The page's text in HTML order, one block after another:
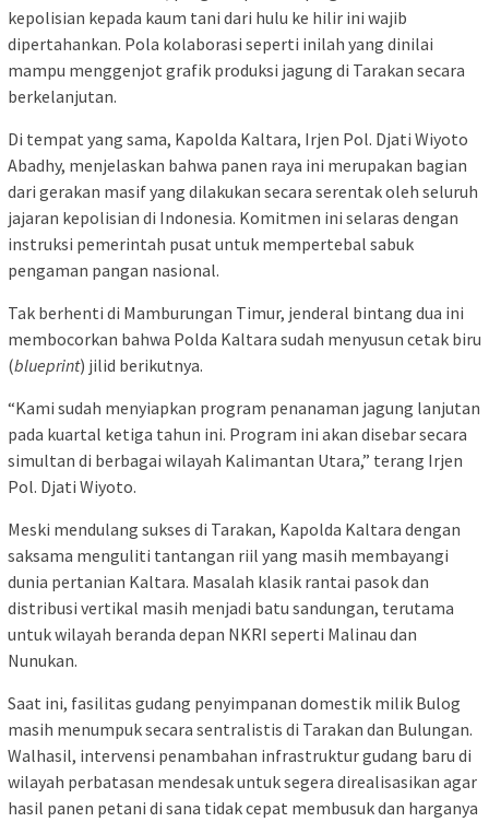
kepolisian kepada kaum tani dari hulu ke hilir ini wajib
dipertahankan. Pola kolaborasi seperti inilah yang dinilai
mampu menggenjot grafik produksi jagung di Tarakan secara
berkelanjutan.
Di tempat yang sama, Kapolda Kaltara, Irjen Pol. Djati Wiyoto
Abadhy, menjelaskan bahwa panen raya ini merupakan bagian
dari gerakan masif yang dilakukan secara serentak oleh seluruh
jajaran kepolisian di Indonesia. Komitmen ini selaras dengan
instruksi pemerintah pusat untuk mempertebal sabuk
pengaman pangan nasional.
Tak berhenti di Mamburungan Timur, jenderal bintang dua ini
membocorkan bahwa Polda Kaltara sudah menyusun cetak biru
(blueprint) jilid berikutnya.
“Kami sudah menyiapkan program penanaman jagung lanjutan
pada kuartal ketiga tahun ini. Program ini akan disebar secara
simultan di berbagai wilayah Kalimantan Utara,” terang Irjen
Pol. Djati Wiyoto.
Meski mendulang sukses di Tarakan, Kapolda Kaltara dengan
saksama menguliti tantangan riil yang masih membayangi
dunia pertanian Kaltara. Masalah klasik rantai pasok dan
distribusi vertikal masih menjadi batu sandungan, terutama
untuk wilayah beranda depan NKRI seperti Malinau dan
Nunukan.
Saat ini, fasilitas gudang penyimpanan domestik milik Bulog
masih menumpuk secara sentralistis di Tarakan dan Bulungan.
Walhasil, intervensi penambahan infrastruktur gudang baru di
wilayah perbatasan mendesak untuk segera direalisasikan agar
hasil panen petani di sana tidak cepat membusuk dan harganya